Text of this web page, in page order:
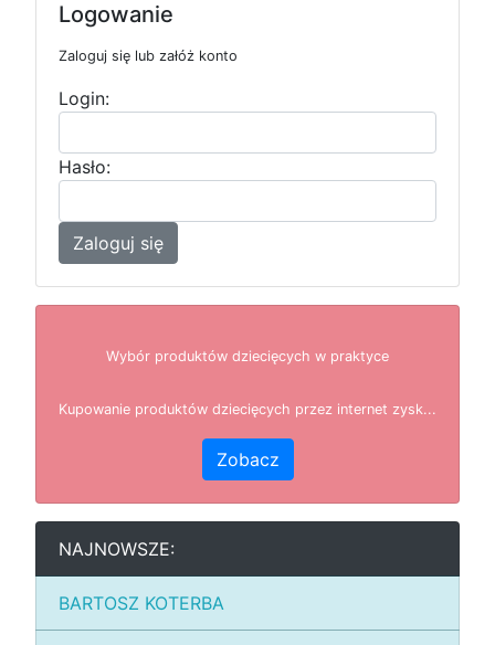
Logowanie
Zaloguj się lub załóż konto
Login:
Hasło:
Zaloguj się
Wybór produktów dziecięcych w praktyce
Kupowanie produktów dziecięcych przez internet zysk...
Zobacz
NAJNOWSZE:
BARTOSZ KOTERBA